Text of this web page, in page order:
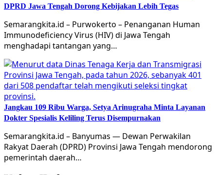
DPRD Jawa Tengah Dorong Kebijakan Lebih Tegas
Semarangkita.id – Purwokerto – Penanganan Human
Immunodeficiency Virus (HIV) di Jawa Tengah
menghadapi tantangan yang…
Jangkau 109 Ribu Warga, Setya Arinugraha Minta Layanan
Dokter Spesialis Keliling Terus Disempurnakan
Semarangkita.id – Banyumas — Dewan Perwakilan
Rakyat Daerah (DPRD) Provinsi Jawa Tengah mendorong
pemerintah daerah…